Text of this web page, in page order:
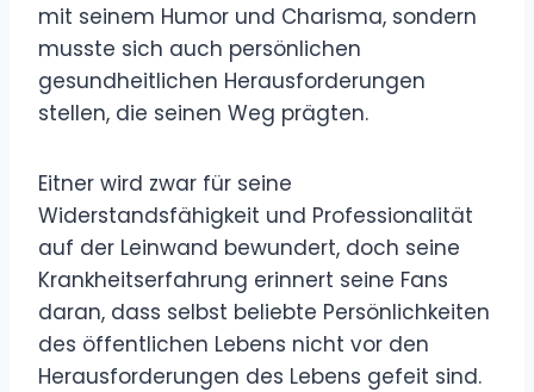
mit seinem Humor und Charisma, sondern
musste sich auch persönlichen
gesundheitlichen Herausforderungen
stellen, die seinen Weg prägten.
Eitner wird zwar für seine
Widerstandsfähigkeit und Professionalität
auf der Leinwand bewundert, doch seine
Krankheitserfahrung erinnert seine Fans
daran, dass selbst beliebte Persönlichkeiten
des öffentlichen Lebens nicht vor den
Herausforderungen des Lebens gefeit sind.